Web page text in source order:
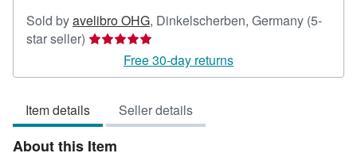
Sold byavelibro OHG, Dinkelscherben, Germany (5-
star seller) Seller
5
of
5
stars
Free 30-day returns
Item details Seller details
About this Item